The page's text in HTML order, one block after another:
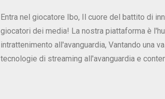
$15.00
Attraverso
Entra nel giocatore Ibo, Il cuore del battito di
giocatori dei media! La nostra piattaforma è
intrattenimento all'avanguardia, Vantando una
tecnologie di streaming all'avanguardia e